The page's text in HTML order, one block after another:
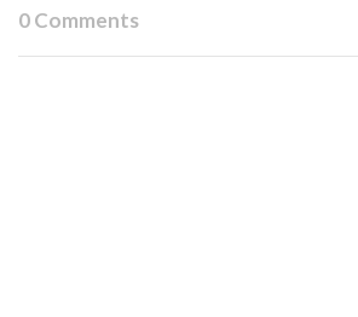
0 Comments